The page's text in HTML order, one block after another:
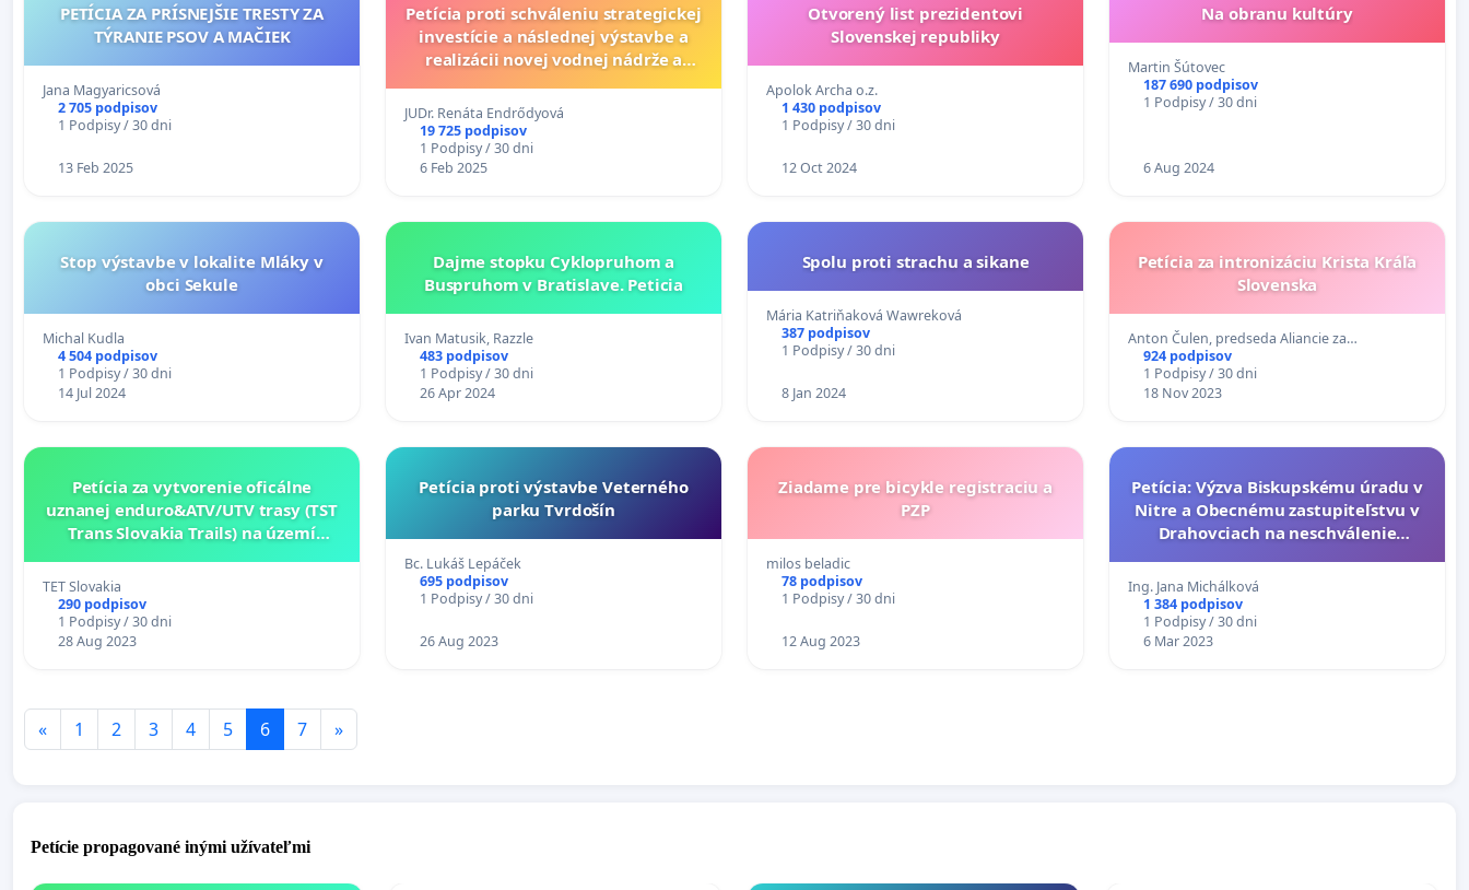
PETÍCIA ZA PRÍSNEJŠIE TRESTY ZA
TÝRANIE PSOV A MAČIEK
Jana Magyaricsová
2 705 podpisov
1 Podpisy / 30 dni
13 Feb 2025
Petícia proti schváleniu strategickej
investície a následnej výstavbe a
realizácii novej vodnej nádrže a
Látky - Čechánky
JUDr. Renáta Endrődyová
19 725 podpisov
1 Podpisy / 30 dni
6 Feb 2025
Otvorený list prezidentovi
Slovenskej republiky
Apolok Archa o.z.
1 430 podpisov
1 Podpisy / 30 dni
12 Oct 2024
Na obranu kultúry
Martin Šútovec
187 690 podpisov
1 Podpisy / 30 dni
6 Aug 2024
Stop výstavbe v lokalite Mláky v
obci Sekule
Michal Kudla
4 504 podpisov
1 Podpisy / 30 dni
14 Jul 2024
Dajme stopku Cyklopruhom a
Buspruhom v Bratislave. Peticia
Ivan Matusik, Razzle
483 podpisov
1 Podpisy / 30 dni
26 Apr 2024
Spolu proti strachu a sikane
Mária Katriňaková Wawreková
387 podpisov
1 Podpisy / 30 dni
8 Jan 2024
Petícia za intronizáciu Krista Kráľa
Slovenska
Anton Čulen, predseda Aliancie za…
924 podpisov
1 Podpisy / 30 dni
18 Nov 2023
Petícia za vytvorenie oficálne
uznanej enduro&ATV/UTV trasy (TST
Trans Slovakia Trails) na území
TET Slovakia
290 podpisov
1 Podpisy / 30 dni
28 Aug 2023
Petícia proti výstavbe Veterného
parku Tvrdošín
Bc. Lukáš Lepáček
695 podpisov
1 Podpisy / 30 dni
26 Aug 2023
Ziadame pre bicykle registraciu a
PZP
milos beladic
78 podpisov
1 Podpisy / 30 dni
12 Aug 2023
Petícia: Výzva Biskupskému úradu v
Nitre a Obecnému zastupiteľstvu v
Drahovciach na neschválenie
Ing. Jana Michálková
1 384 podpisov
1 Podpisy / 30 dni
6 Mar 2023
« 1 2 3 4 5 6 7 »
Petície propagované inými užívateľmi